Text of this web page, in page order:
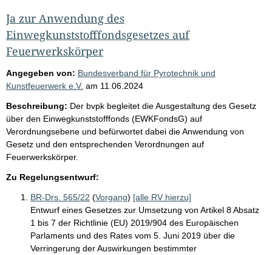
Ja zur Anwendung des
Einwegkunststofffondsgesetzes auf
Feuerwerkskörper
Angegeben von: Bundesverband für Pyrotechnik und
Kunstfeuerwerk e.V. am 11.06.2024
Beschreibung: Der bvpk begleitet die Ausgestaltung des Gesetz
über den Einwegkunststofffonds (EWKFondsG) auf
Verordnungsebene und befürwortet dabei die Anwendung von
Gesetz und den entsprechenden Verordnungen auf
Feuerwerkskörper.
Zu Regelungsentwurf:
BR-Drs. 565/22 (Vorgang) [alle RV hierzu]
Entwurf eines Gesetzes zur Umsetzung von Artikel 8 Absatz
1 bis 7 der Richtlinie (EU) 2019/904 des Europäischen
Parlaments und des Rates vom 5. Juni 2019 über die
Verringerung der Auswirkungen bestimmter